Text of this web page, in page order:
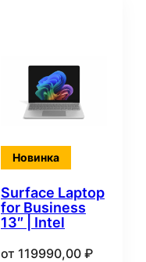
Новинка
Surface Laptop
for Business
13″ | Intel
от 119990,00 ₽